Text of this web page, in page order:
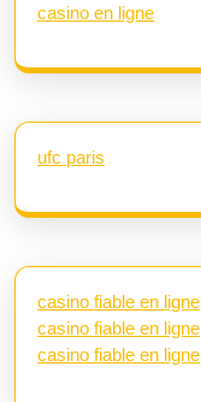
casino en ligne
ufc paris
casino fiable en ligne
casino fiable en ligne
casino fiable en ligne